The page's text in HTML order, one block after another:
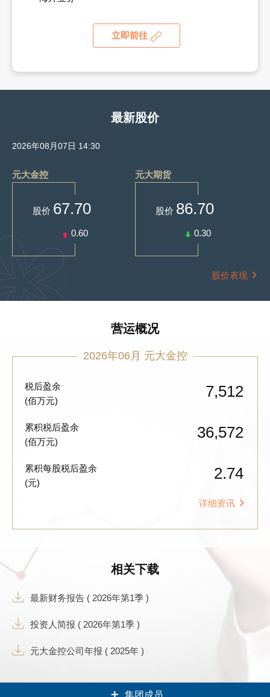
立即前往
最新股价
2026年08月07日 14:30
元大金控
股价 67.70
0.60
元大期货
股价 86.70
0.30
股价表现
营运概况
2026年06月 元大金控
税后盈余
(佰万元)
7,512
累积税后盈余
(佰万元)
36,572
累积每股税后盈余
(元)
2.74
详细资讯
相关下载
最新财务报告 ( 2026年第1季 )
投资人简报 ( 2026年第1季 )
元大金控公司年报 ( 2025年 )